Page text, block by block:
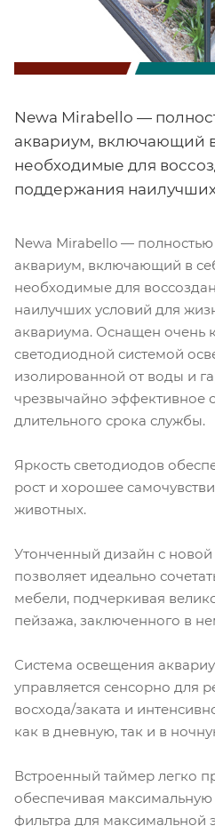
Newa Mirabello —
аквариум, включающий
необходимые для
поддержания
Newa Mirabello —
аквариум, включающий в
необходимые для
наилучших условий для
аквариума. Оснащен очень
светодиодной системой
изолированной от воды и
чрезвычайно эффективное
длительного срока службы.
Яркость светодиодов
рост и хорошее
животных.
Утонченный дизайн с
позволяет идеально
мебели, подчеркивая
пейзажа, заключенного в
Система освещения
управляется сенсорно для
восхода/заката и
как в дневную, так и в
Встроенный таймер легко
обеспечивая максимальную
фильтра для максимальной